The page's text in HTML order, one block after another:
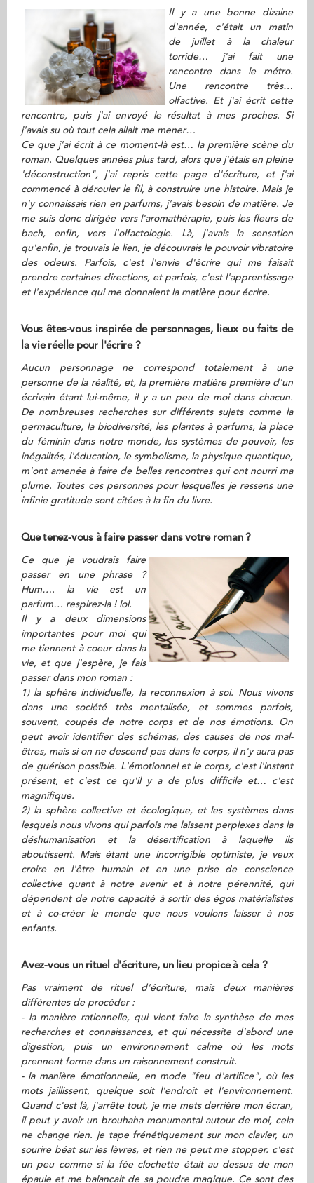
Il y a une bonne dizaine
d'année, c'était un matin
de juillet à la chaleur
torride… j'ai fait une
rencontre dans le métro.
Une rencontre très…
olfactive. Et j'ai écrit cette
rencontre, puis j'ai envoyé le résultat à mes proches. Si
j'avais su où tout cela allait me mener…
Ce que j'ai écrit à ce moment-là est… la première scène du
roman. Quelques années plus tard, alors que j'étais en pleine
'déconstruction", j'ai repris cette page d'écriture, et j'ai
commencé à dérouler le fil, à construire une histoire. Mais je
n'y connaissais rien en parfums, j'avais besoin de matière. Je
me suis donc dirigée vers l'aromathérapie, puis les fleurs de
bach, enfin, vers l'olfactologie. Là, j'avais la sensation
qu'enfin, je trouvais le lien, je découvrais le pouvoir vibratoire
des odeurs. Parfois, c'est l'envie d'écrire qui me faisait
prendre certaines directions, et parfois, c'est l'apprentissage
et l'expérience qui me donnaient la matière pour écrire.
Vous êtes-vous inspirée de personnages, lieux ou faits de
la vie réelle pour l'écrire ?
Aucun personnage ne correspond totalement à une
personne de la réalité, et, la première matière première d'un
écrivain étant lui-même, il y a un peu de moi dans chacun.
De nombreuses recherches sur différents sujets comme la
permaculture, la biodiversité, les plantes à parfums, la place
du féminin dans notre monde, les systèmes de pouvoir, les
inégalités, l'éducation, le symbolisme, la physique quantique,
m'ont amenée à faire de belles rencontres qui ont nourri ma
plume. Toutes ces personnes pour lesquelles je ressens une
infinie gratitude sont citées à la fin du livre.
Que tenez-vous à faire passer dans votre roman ?
Ce que je voudrais faire
passer en une phrase ?
Hum…. la vie est un
parfum… respirez-la ! lol.
Il y a deux dimensions
importantes pour moi qui
me tiennent à coeur dans la
vie, et que j'espère, je fais
passer dans mon roman :
1) la sphère individuelle, la reconnexion à soi. Nous vivons
dans une société très mentalisée, et sommes parfois,
souvent, coupés de notre corps et de nos émotions. On
peut avoir identifier des schémas, des causes de nos mal-
êtres, mais si on ne descend pas dans le corps, il n'y aura pas
de guérison possible. L'émotionnel et le corps, c'est l'instant
présent, et c'est ce qu'il y a de plus difficile et… c'est
magnifique.
2) la sphère collective et écologique, et les systèmes dans
lesquels nous vivons qui parfois me laissent perplexes dans la
déshumanisation et la désertification à laquelle ils
aboutissent. Mais étant une incorrigible optimiste, je veux
croire en l'être humain et en une prise de conscience
collective quant à notre avenir et à notre pérennité, qui
dépendent de notre capacité à sortir des égos matérialistes
et à co-créer le monde que nous voulons laisser à nos
enfants.
Avez-vous un rituel d'écriture, un lieu propice à cela ?
Pas vraiment de rituel d'écriture, mais deux manières
différentes de procéder :
- la manière rationnelle, qui vient faire la synthèse de mes
recherches et connaissances, et qui nécessite d'abord une
digestion, puis un environnement calme où les mots
prennent forme dans un raisonnement construit.
- la manière émotionnelle, en mode "feu d'artifice", où les
mots jaillissent, quelque soit l'endroit et l'environnement.
Quand c'est là, j'arrête tout, je me mets derrière mon écran,
il peut y avoir un brouhaha monumental autour de moi, cela
ne change rien. je tape frénétiquement sur mon clavier, un
sourire béat sur les lèvres, et rien ne peut me stopper. c'est
un peu comme si la fée clochette était au dessus de mon
épaule et me balançait de sa poudre magique. Ce sont des